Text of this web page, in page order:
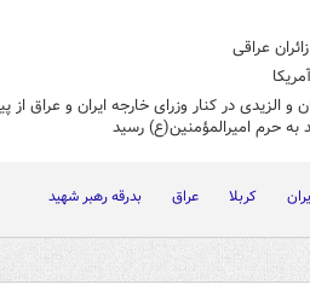
عراقی
در کنار وزرای خارجه ایران و عراق از
حرم امیرالمؤمنین(ع) رسید
کربلا عراق بدرقه رهبر شهید